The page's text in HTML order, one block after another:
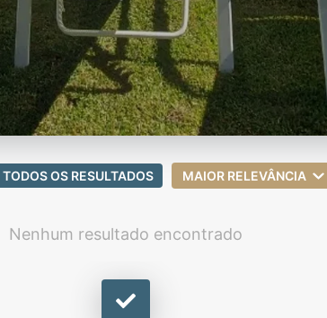
TODOS OS RESULTADOS MAIOR RELEVÂNCIA
Nenhum resultado encontrado